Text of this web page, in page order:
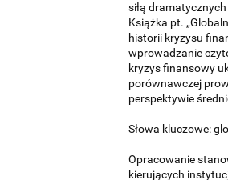
siłą
Książka pt.
historii kryzysu
wprowadzanie
kryzys finansowy
porównawczej
perspektywie
Słowa kluczowe:
Opracowanie
kierujących